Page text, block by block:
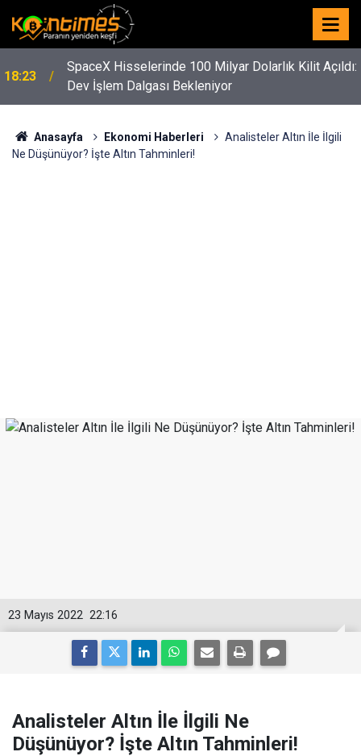
18:23
SpaceX Hisselerinde 100 Milyar Dolarlık Kilit Açıldı:
Dev İşlem Dalgası Bekleniyor
Anasayfa Ekonomi Haberleri
Analisteler Altın İle İlgili
Ne Düşünüyor? İşte Altın Tahminleri!
22:16
23 Mayıs 2022
Analisteler Altın İle İlgili Ne
Düşünüyor? İşte Altın Tahminleri!